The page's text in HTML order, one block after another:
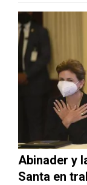
Abinader y
Santa en